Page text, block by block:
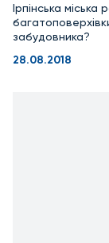
Ірпінська
забудовника?
28.08.2018